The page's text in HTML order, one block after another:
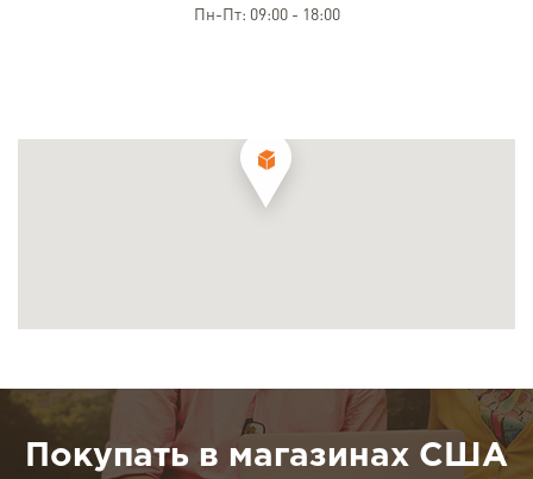
Пн-Пт: 09:00 - 18:00
Покупать в магазинах США